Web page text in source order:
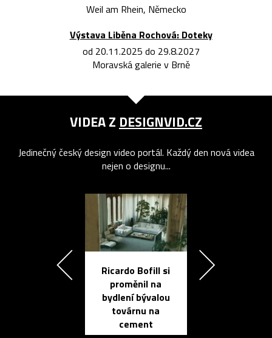
Weil am Rhein, Německo
Výstava Liběna Rochová: Doteky
od 20.11.2025 do 29.8.2027
Moravská galerie v Brně
VIDEA Z DESIGNVID.CZ
Jedinečný český design video portál. Každý den nová videa
nejen o designu...
Ricardo Bofill si
proměnil na
bydlení bývalou
továrnu na
cement